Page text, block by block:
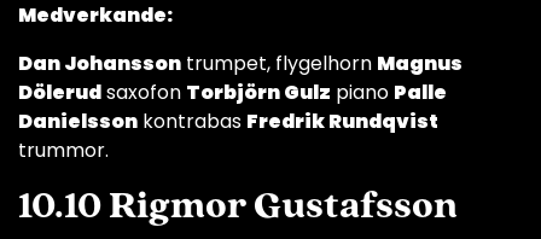
Medverkande:
Dan Johansson trumpet, flygelhorn Magnus
Dölerudsaxofon Torbjörn Gulz piano Palle
Danielsson kontrabas Fredrik Rundqvist
trummor.
10.10 Rigmor Gustafsson